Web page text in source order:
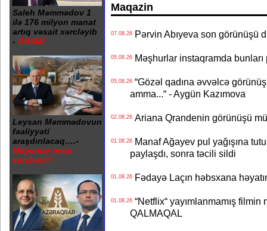
Saleh Məmmədov 1
ilə 176 milyon manat
artıq vəsait xərcləyib
- RƏSMİ
Leysan Məmmədovun
fəaliyyəti
araşdırılacaq….-
Milyonlar necə
xərclənir?
Maqazin
07.08.26Pərvin Abıyeva son görünüşü
05.08.26Məşhurlar instaqramda bunları
05.08.26“Gözəl qadına əvvəlcə
amma...“ - Aygün Kazımova
02.08.26Ariana Qrandenin görünüşü
01.08.26Manaf Ağayev pul yağışına
paylaşdı, sonra təcili sildi
01.08.26Fədayə Laçın həbsxana
01.08.26“Netflix“ yayımlanmamış
QALMAQAL